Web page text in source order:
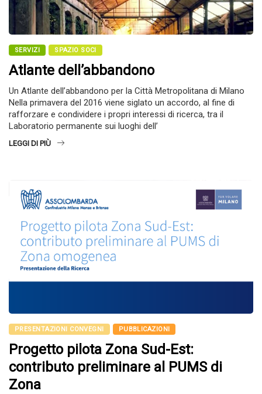
SERVIZI SPAZIO SOCI
Atlante dell’abbandono
Un Atlante dell’abbandono per la Città Metropolitana di Milano
Nella primavera del 2016 viene siglato un accordo, al fine di
rafforzare e condividere i propri interessi di ricerca, tra il
Laboratorio permanente sui luoghi dell’
LEGGI DI PIÙ
PRESENTAZIONI CONVEGNI PUBBLICAZIONI
Progetto pilota Zona Sud-Est:
contributo preliminare al PUMS di
Zona